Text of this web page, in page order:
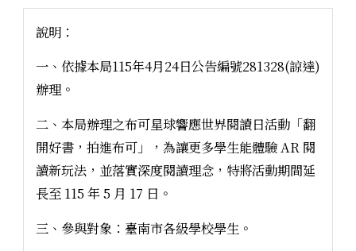
說明：
一、依據本局115年4月24日公告編號281328(諒達)
辦理。
二、本局辦理之布可星球響應世界閱讀日活動「翻
開好書，拍進布可」，為讓更多學生能體驗 AR 閱
讀新玩法，並落實深度閱讀理念，特將活動期間延
長至 115 年 5 月 17 日。
三、參與對象：臺南市各級學校學生。